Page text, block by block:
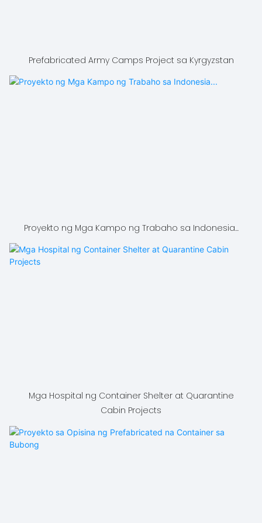
Prefabricated Army Camps Project sa Kyrgyzstan
Proyekto ng Mga Kampo ng Trabaho sa Indonesia...
Mga Hospital ng Container Shelter at Quarantine
Cabin Projects